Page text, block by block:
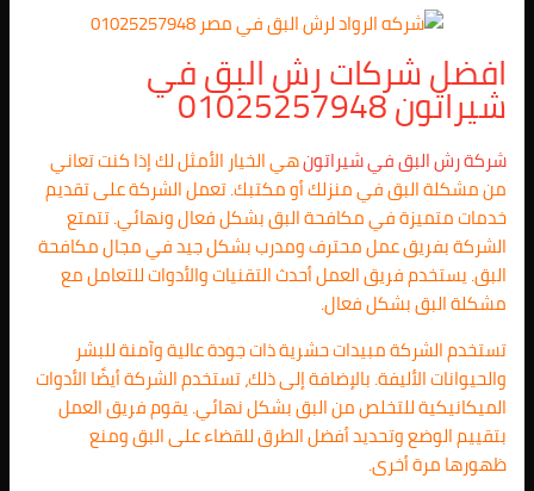
افضل شركات رش البق في
شيراتون 01025257948
شركة رش البق في شيراتونهي الخيار الأمثل لك إذا كنت تعاني
من مشكلة البق في منزلك أو مكتبك. تعمل الشركة على تقديم
خدمات متميزة في مكافحة البق بشكل فعال ونهائي. تتمتع
الشركة بفريق عمل محترف ومدرب بشكل جيد في مجال مكافحة
البق. يستخدم فريق العمل أحدث التقنيات والأدوات للتعامل مع
مشكلة البق بشكل فعال.
تستخدم الشركة مبيدات حشرية ذات جودة عالية وآمنة للبشر
والحيوانات الأليفة. بالإضافة إلى ذلك، تستخدم الشركة أيضًا الأدوات
الميكانيكية للتخلص من البق بشكل نهائي. يقوم فريق العمل
بتقييم الوضع وتحديد أفضل الطرق للقضاء على البق ومنع
ظهورها مرة أخرى.